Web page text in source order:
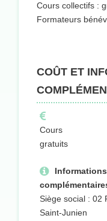
Cours collectifs :
Formateurs
COÛT ET
Cours
gratuits
Informations
Siège social : 02
Saint-Junien